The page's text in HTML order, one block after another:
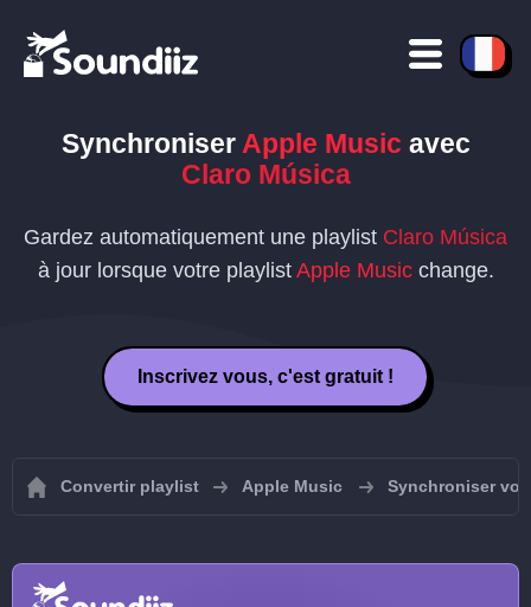
Synchroniser Apple Music avec
Claro Música
Gardez automatiquement une playlist Claro Música
à jour lorsque votre playlist Apple Musicchange.
Inscrivez vous, c'est gratuit !
Convertir playlist Apple Music Synchroniser